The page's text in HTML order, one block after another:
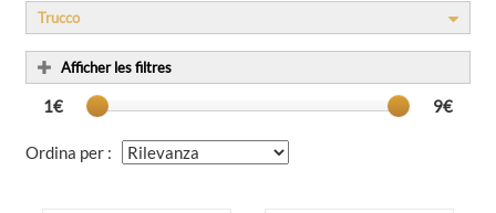
1€ 9€
Afficher les filtres
Trucco
Ordina per :